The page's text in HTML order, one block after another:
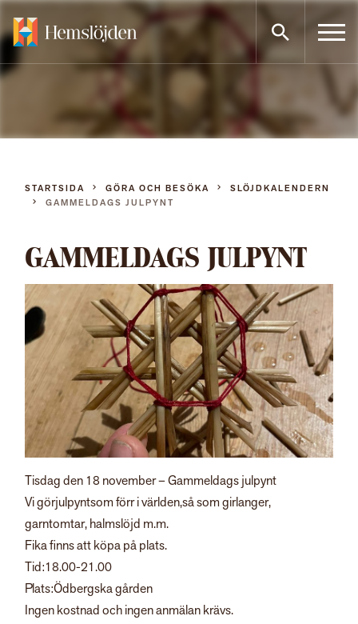
Gå
direkt
innehållet
STARTSIDA GÖRA OCH BESÖKA
SLÖJDKALENDERN
GAMMELDAGS JULPYNT
GAMMELDAGS JULPYNT
Tisdag den 18 november – Gammeldags julpynt
Vi görjulpyntsom förr i världen,så som girlanger,
garntomtar, halmslöjd m.m.
Fika finns att köpa på plats.
Tid:18.00-21.00
Plats:Ödbergska gården
Ingen kostnad och ingen anmälan krävs.